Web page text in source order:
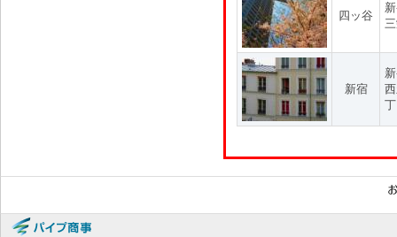
四ッ谷
新宿